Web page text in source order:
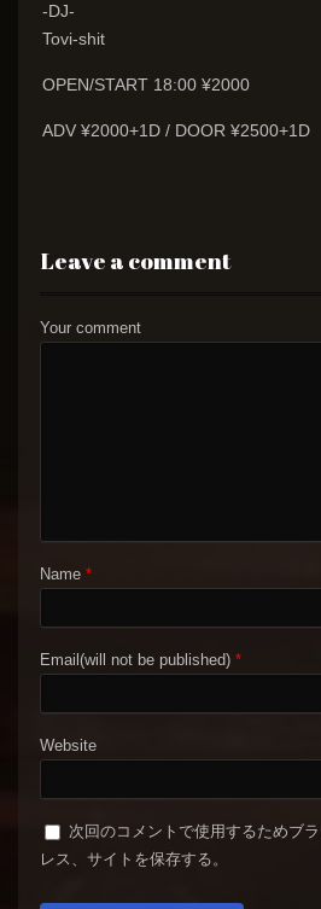
-DJ-
Tovi-shit
OPEN/START 18:00 ¥2000
ADV ¥2000+1D / DOOR ¥2500+1D
Leave a comment
Your comment
Name *
Email(will not be published) *
Website
次回のコメントで使用するためブ
レス、サイトを保存する。